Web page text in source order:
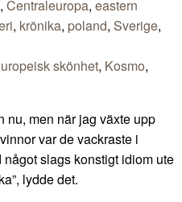
, Centraleuropa, eastern
, krönika, poland, Sverige,
skönhet, Kosmo,
nu, men när jag växte upp
var de vackraste i
slags konstigt idiom ute
lydde det.